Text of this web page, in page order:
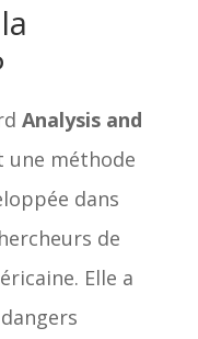
Analysis and
une méthode
dans
de
Elle a